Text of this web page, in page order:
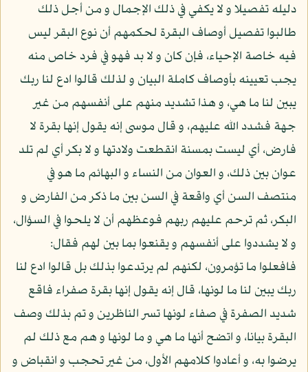
دليله تفصيلا و لا يكفي في ذلك الإجمال و من أجل ذلك
طالبوا تفصيل أوصاف البقرة لحكمهم أن نوع البقر ليس
فيه خاصة الإحياء، فإن كان و لا بد فهو في فرد خاص منه
يجب تعيينه بأوصاف كاملة البيان و لذلك قالوا ادع لنا ربك
يبين لنا ما هي، و هذا تشديد منهم على أنفسهم من غير
جهة فشدد الله عليهم، و قال موسى إنه يقول إنها بقرة لا
فارض، أي ليست بمسنة انقطعت ولادتها و لا بكر أي لم تلد
عوان بين ذلك، و العوان من النساء و البهائم ما هو في
منتصف السن أي واقعة في السن بين ما ذكر من الفارض و
البكر، ثم ترحم عليهم ربهم فوعظهم أن لا يلحوا في السؤال،
و لا يشددوا على أنفسهم و يقنعوا بما بين لهم فقال:
فافعلوا ما تؤمرون، لكنهم لم يرتدعوا بذلك بل قالوا ادع لنا
ربك يبين لنا ما لونها، قال إنه يقول إنها بقرة صفراء فاقع
شديد الصفرة في صفاء لونها تسر الناظرين و تم بذلك وصف
البقرة بيانا، و اتضح أنها ما هي و ما لونها و هم مع ذلك لم
يرضوا به، و أعادوا كلامهم الأول، من غير تحجب و انقباض و